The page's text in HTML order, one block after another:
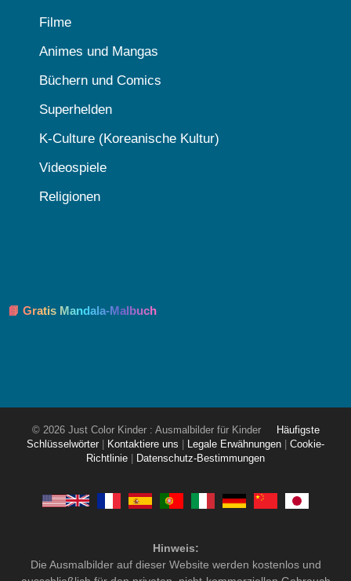
Filme
Animes und Mangas
Büchern und Comics
Superhelden
K-Culture (Koreanische Kultur)
Videospiele
Religionen
📘 Gratis Mandala-Malbuch
© 2026 Just Color Kinder : Ausmalbilder für Kinder
Häufigste
Schlüsselwörter
Kontaktiere uns Legale Erwähnungen
Cookie-
Richtlinie
Datenschutz-Bestimmungen
Hinweis:
Die Ausmalbilder auf dieser Website werden kostenlos und